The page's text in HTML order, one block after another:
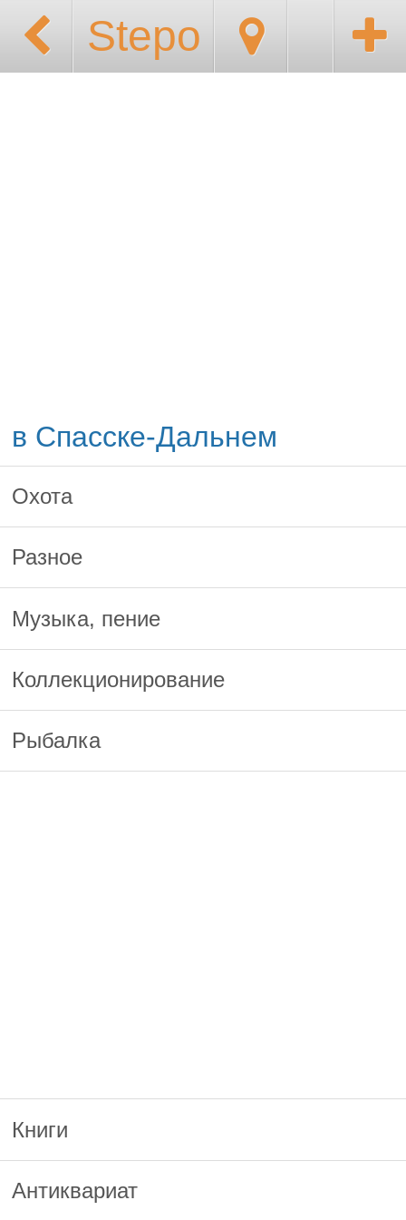
Stepo
в Спасске-Дальнем
Охота
Разное
Музыка, пение
Коллекционирование
Рыбалка
Книги
Антиквариат